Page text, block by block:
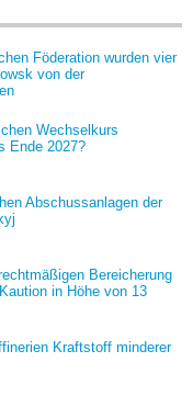
Föderation wurden vier
von der
Wechselkurs
Ende 2027?
Abschussanlagen der
Bereicherung
in Höhe von 13
Kraftstoff minderer